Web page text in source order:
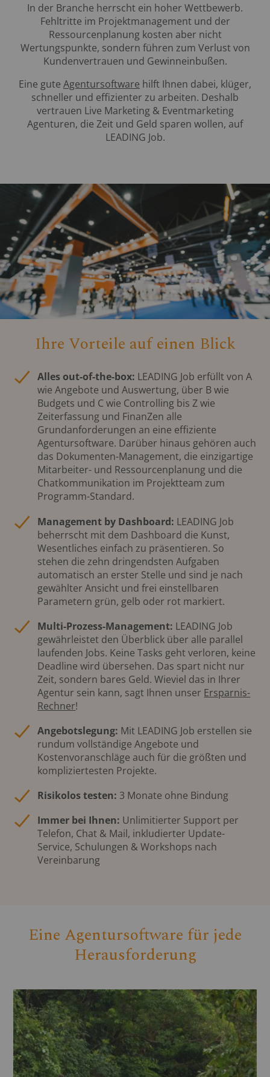
In der Branche herrscht ein hoher Wettbewerb.
Fehltritte im Projektmanagement und der
Ressourcenplanung kosten aber nicht
Wertungspunkte, sondern führen zum Verlust von
Kundenvertrauen und Gewinneinbußen.
Eine gute Agentursoftware hilft Ihnen dabei, klüger,
schneller und effizienter zu arbeiten. Deshalb
vertrauen Live Marketing & Eventmarketing
Agenturen, die Zeit und Geld sparen wollen, auf
LEADING Job.
Ihre Vorteile auf einen Blick
Alles out-of-the-box: LEADING Job erfüllt von A
wie Angebote und Auswertung, über B wie
Budgets und C wie Controlling bis Z wie
Zeiterfassung und FinanZen alle
Grundanforderungen an eine effiziente
Agentursoftware. Darüber hinaus gehören auch
das Dokumenten-Management, die einzigartige
Mitarbeiter- und Ressourcenplanung und die
Chatkommunikation im Projektteam zum
Programm-Standard.
Management by Dashboard: LEADING Job
beherrscht mit dem Dashboard die Kunst,
Wesentliches einfach zu präsentieren. So
stehen die zehn dringendsten Aufgaben
automatisch an erster Stelle und sind je nach
gewählter Ansicht und frei einstellbaren
Parametern grün, gelb oder rot markiert.
Multi-Prozess-Management: LEADING Job
gewährleistet den Überblick über alle parallel
laufenden Jobs. Keine Tasks geht verloren, keine
Deadline wird übersehen. Das spart nicht nur
Zeit, sondern bares Geld. Wieviel das in Ihrer
Agentur sein kann, sagt Ihnen unser Ersparnis-
Rechner!
Angebotslegung: Mit LEADING Job erstellen sie
rundum vollständige Angebote und
Kostenvoranschläge auch für die größten und
kompliziertesten Projekte.
Risikolos testen: 3 Monate ohne Bindung
Immer bei Ihnen: Unlimitierter Support per
Telefon, Chat & Mail, inkludierter Update-
Service, Schulungen & Workshops nach
Vereinbarung
Eine Agentursoftware für jede
Herausforderung